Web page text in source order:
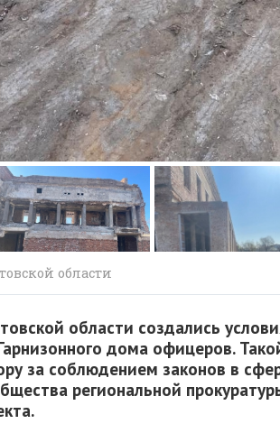
области
области создались
дома офицеров.
за соблюдением законов в
региональной